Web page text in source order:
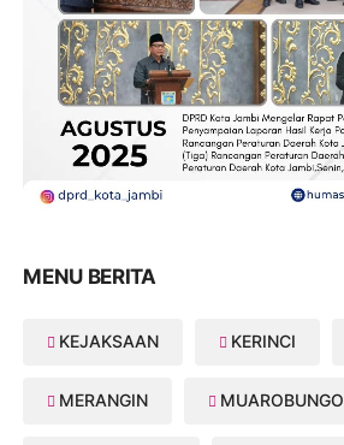
MENU BERITA
KEJAKSAAN KERINCI
MERANGIN MUAROBUNGO